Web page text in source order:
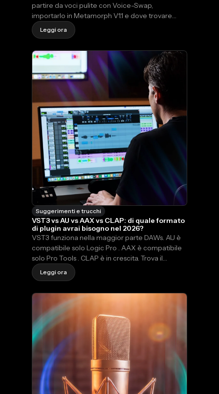
partire da voci pulite con Voice-Swap,
importarlo in Metamorph V1.1 e dove trovare
modelli predefiniti creati dalla community.
Leggi ora
Suggerimenti e trucchi
VST3 vs AU vs AAX vs CLAP: di quale formato
di plugin avrai bisogno nel 2026?
VST3 funziona nella maggior parte DAWs. AU è
compatibile solo Logic Pro . AAX è compatibile
solo Pro Tools . CLAP è in crescita. Trova il
formato di plugin giusto per la tua DAW e il tuo
sistema operativo nel 2026.
Leggi ora